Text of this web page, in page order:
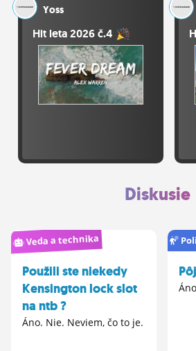
Yoss
Hit leta 2026 č.4
Diskusie
Veda a technika
Použili ste niekedy
Kensington lock slot
na ntb ?
Áno. Nie. Neviem, čo to je.